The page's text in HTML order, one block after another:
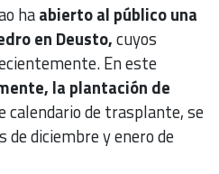
haabierto al público una
en Deusto,cuyos
En este
la plantación de
calendario de trasplante, se
diciembre y enero de